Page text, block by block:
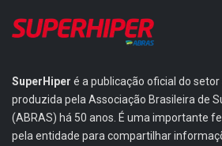
SuperHiper é a publicação oficial do
produzida pela Associação Brasileira de
(ABRAS) há 50 anos. É uma importante
pela entidade para compartilhar